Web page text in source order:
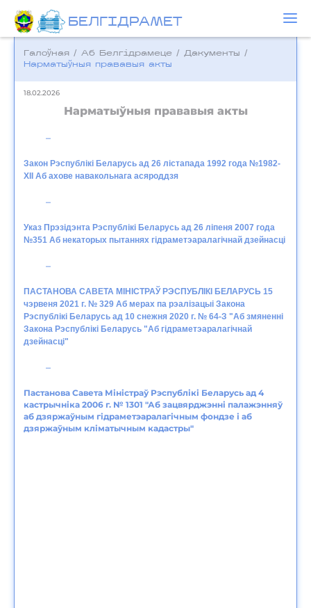
БЕЛГIДРAМЕТ
Галоўная / Аб Белгідрамеце / Дакументы /
Нарматыўныя прававыя акты
18.02.2026
Нарматыўныя прававыя акты
Закон Рэспублікі Беларусь ад 26 лістапада 1992 года №1982-
XII Аб ахове навакольнага асяроддзя
Указ Прэзідэнта Рэспублікі Беларусь ад 26 ліпеня 2007 года
№351 Аб некаторых пытаннях гідраметэаралагічнай дзейнасці
ПАСТАНОВА САВЕТА МІНІСТРАЎ РЭСПУБЛІКІ БЕЛАРУСЬ 15
чэрвеня 2021 г. № 329 Аб мерах па рэалізацыі Закона
Рэспублікі Беларусь ад 10 снежня 2020 г. № 64-З "Аб змяненні
Закона Рэспублікі Беларусь "Аб гідраметэаралагічнай
дзейнасці"
Пастанова Савета Міністраў Рэспублікі Беларусь ад 4
кастрычніка 2006 г. № 1301 "Аб зацвярджэнні палажэнняў
аб дзяржаўным гідраметэаралагічным фондзе і аб
дзяржаўным кліматычным кадастры"